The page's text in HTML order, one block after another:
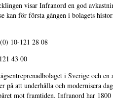
visar Infranord en god
kan för första gången i bolagets
10-121 28 08
43 00
i Sverige och en
på att underhålla och modernisera
mot framtiden. Infranord har 1800